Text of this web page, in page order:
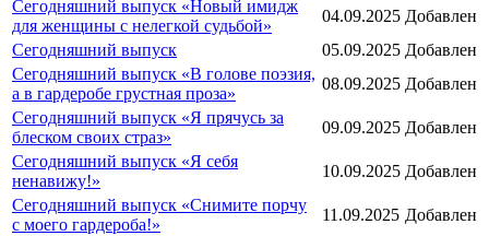
Сегодняшний выпуск «Новый имидж
для женщины с нелегкой судьбой»
04.09.2025 Добавлен
Сегодняшний выпуск
05.09.2025 Добавлен
Сегодняшний выпуск «В голове поэзия,
а в гардеробе грустная проза»
08.09.2025 Добавлен
Сегодняшний выпуск «Я прячусь за
блеском своих страз»
09.09.2025 Добавлен
Сегодняшний выпуск «Я себя
ненавижу!»
10.09.2025 Добавлен
Сегодняшний выпуск «Снимите порчу
с моего гардероба!»
11.09.2025 Добавлен